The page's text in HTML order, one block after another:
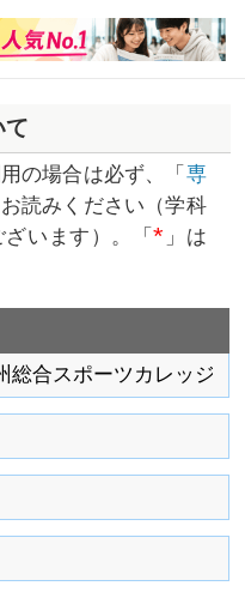
て
の場合は必ず、「 専
お読みください（学科
います）。「* 」は